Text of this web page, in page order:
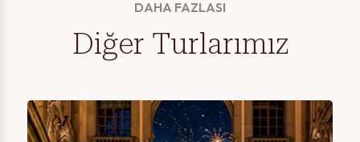
DAHA FAZLASI
Diğer Turlarımız